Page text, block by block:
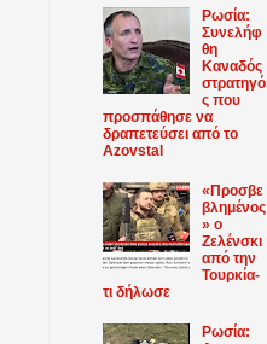
Ρωσία:
Συνελήφ
θη
Καναδός
στρατηγό
ς που
προσπάθησε να
δραπετεύσει από το
Azovstal
«Προσβε
βλημένος
» ο
Ζελένσκι
από την
Τουρκία-
τι δήλωσε
Ρωσία: